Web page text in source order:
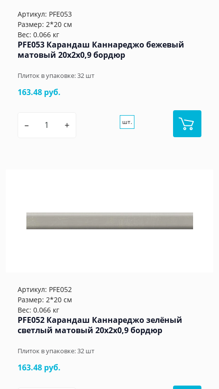
Артикул: PFE053
Размер: 2*20 см
Вес: 0.066 кг
PFE053 Карандаш Каннареджо бежевый
матовый 20x2x0,9 бордюр
Плиток в упаковке:32 шт
163.48 руб.
– + шт.
Артикул: PFE052
Размер: 2*20 см
Вес: 0.066 кг
PFE052 Карандаш Каннареджо зелёный
светлый матовый 20x2x0,9 бордюр
Плиток в упаковке:32 шт
163.48 руб.